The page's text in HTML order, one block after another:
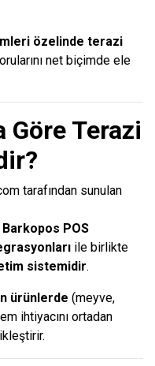
özelinde terazi
net biçimde ele
Göre Terazi
tarafından sunulan
Barkopos POS
ile birlikte
sistemidir.
ürünlerde (meyve,
ihtiyacını ortadan